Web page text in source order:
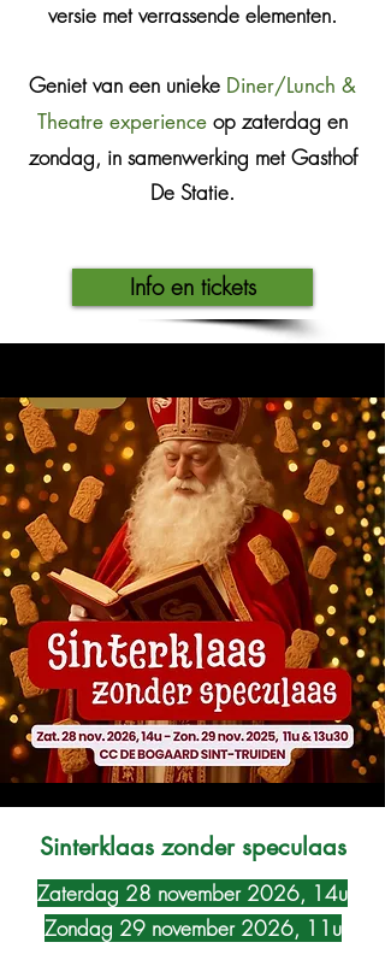
versie met verrassende elementen.
Geniet van een unieke Diner/Lunch &
Theatre experience op zaterdag en
zondag, in samenwerking met Gasthof
De Statie.
Info en tickets
Sinterklaas zonder speculaas
Zaterdag 28 november 2026, 14u
Zondag 29 november 2026, 11u